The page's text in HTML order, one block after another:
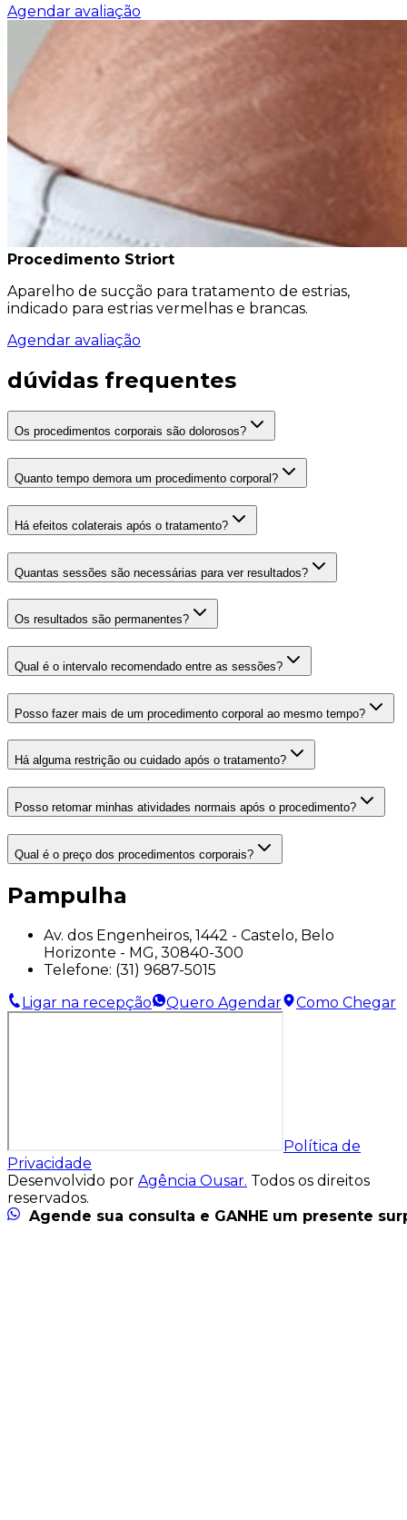
Agendar avaliação
Procedimento Striort
Aparelho de sucção para tratamento de estrias,
indicado para estrias vermelhas e brancas.
Agendar avaliação
dúvidas frequentes
Os procedimentos corporais são dolorosos?
Quanto tempo demora um procedimento corporal?
Há efeitos colaterais após o tratamento?
Quantas sessões são necessárias para ver resultados?
Os resultados são permanentes?
Qual é o intervalo recomendado entre as sessões?
Posso fazer mais de um procedimento corporal ao mesmo tempo?
Há alguma restrição ou cuidado após o tratamento?
Posso retomar minhas atividades normais após o procedimento?
Qual é o preço dos procedimentos corporais?
Pampulha
Av. dos Engenheiros, 1442 - Castelo, Belo
Horizonte - MG, 30840-300
Telefone: (31) 9687-5015
Ligar na recepção
Quero Agendar Como Chegar
Política de
Privacidade
Desenvolvido por Agência Ousar. Todos os direitos
reservados.
Agende sua consulta e GANHE um presente